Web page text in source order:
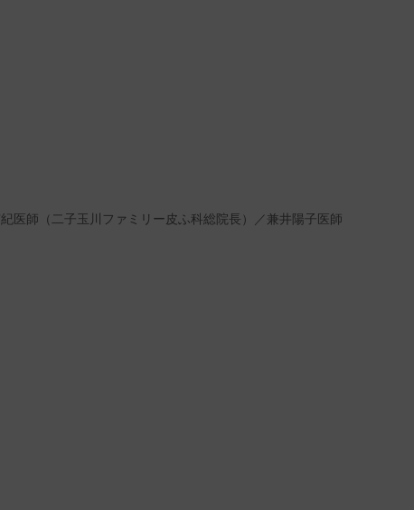
師（二子玉川ファミリー皮ふ科総院長）／兼井陽子医師